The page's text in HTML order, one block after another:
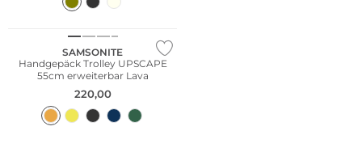
SAMSONITE
Handgepäck Trolley UPSCAPE
55cm erweiterbar Lava
220,00